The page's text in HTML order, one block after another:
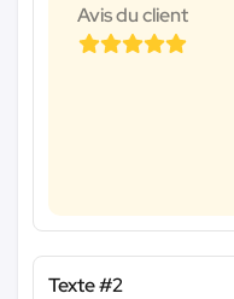
Avis du client
Texte #2